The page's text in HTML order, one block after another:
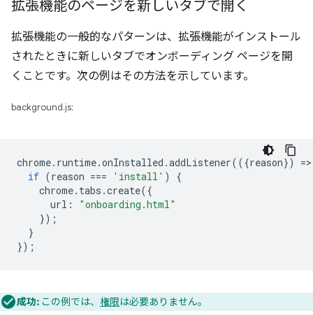
拡張機能のページを新しいタブで開く
拡張機能の一般的なパターンは、拡張機能がインストール
されたときに新しいタブでオンボーディング ページを開
くことです。次の例はその方法を示しています。
background.js:
chrome. runtime.onInstalled .addListener(({reason}) =>
if (reason === 'install' )
{
chrome. tabs .create({
url :
"onboarding.html"
});
}
});
成功: この例では、 権限は必要ありません。